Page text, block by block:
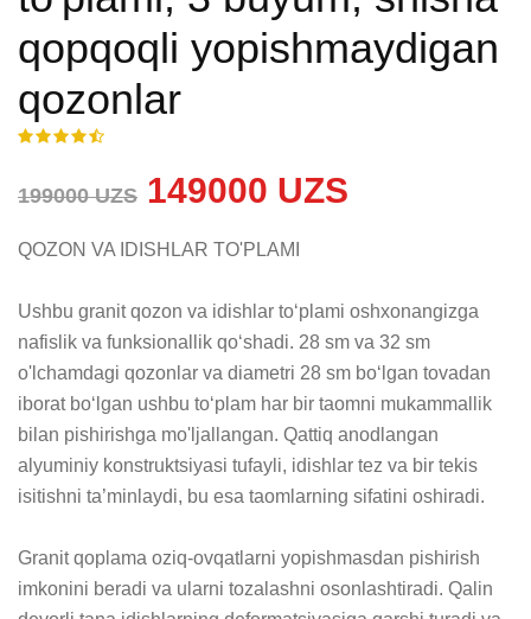
qopqoqli yopishmaydigan
qozonlar
199000 UZS 149000 UZS
QOZON VA IDISHLAR TO'PLAMI
Ushbu granit qozon va idishlar to‘plami oshxonangizga
nafislik va funksionallik qo‘shadi. 28 sm va 32 sm
o'lchamdagi qozonlar va diametri 28 sm bo‘lgan tovadan
iborat bo‘lgan ushbu to‘plam har bir taomni mukammallik
bilan pishirishga mo'ljallangan. Qattiq anodlangan
alyuminiy konstruktsiyasi tufayli, idishlar tez va bir tekis
isitishni ta’minlaydi, bu esa taomlarning sifatini oshiradi.
Granit qoplama oziq-ovqatlarni yopishmasdan pishirish
imkonini beradi va ularni tozalashni osonlashtiradi. Qalin